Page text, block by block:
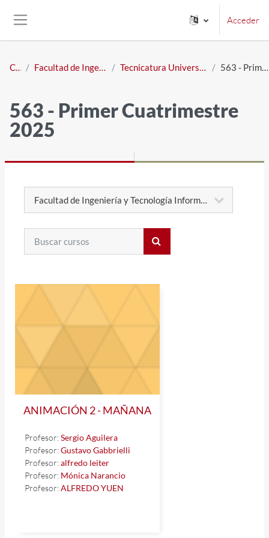
Acceder
Cursos Facultad de Ingeniería y Tecnología Informática Tecnicatura Universitaria en Diseño y Animación Digital 563 - Primer Cuatrimestre 2025
563 - Primer Cuatrimestre
2025
Categorías
ANIMACIÓN 2 - MAÑANA
Profesor:Sergio Aguilera
Profesor:Gustavo Gabbrielli
Profesor:alfredo leiter
Profesor: Mónica Narancio
Profesor:ALFREDO YUEN